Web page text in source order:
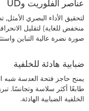
عناصر الفلوريت وUD
منخفض للغاية) لتقليل
صورة نضرة عالية التباين
ضبابية هادئة للخلفية
يمنح حاجز فتحة العدسة شبه
طابعًا أكثر سلاسة وتجانسًا.
الخلفية الضبابية الهادئة.